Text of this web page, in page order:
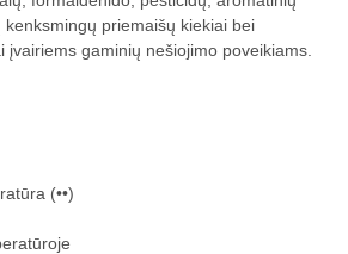
priemaišų kiekiai bei
įvairiems gaminių nešiojimo poveikiams.
(••)